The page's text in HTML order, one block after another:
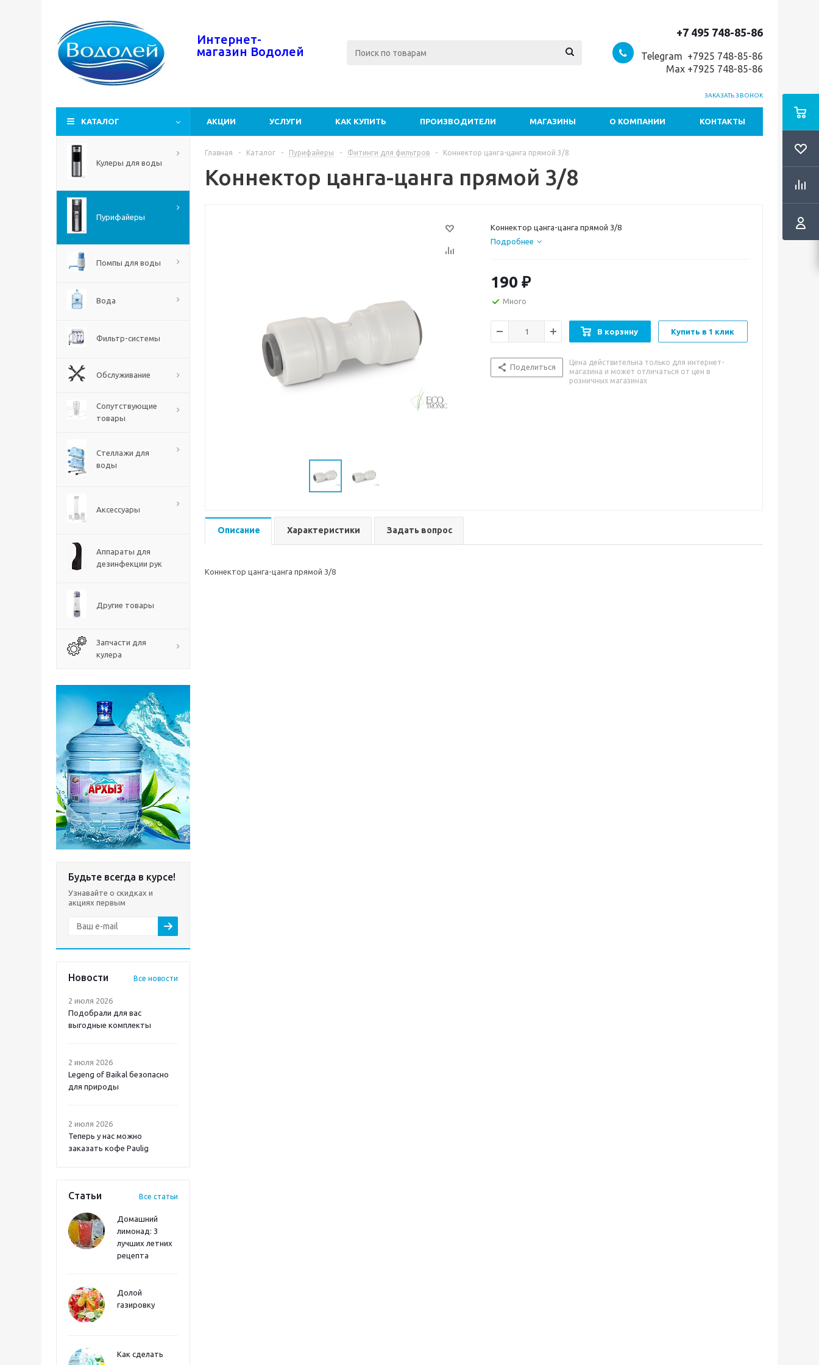
Интернет-
магазин Водолей
+7 495 748-85-86
Telegram +7925 748-85-86
Max +7925 748-85-86
ЗАКАЗАТЬ ЗВОНОК
КАТАЛОГ АКЦИИ УСЛУГИ КАК КУПИТЬ ПРОИЗВОДИТЕЛИ МАГАЗИНЫ О КОМПАНИИ КОНТАКТЫ
Кулеры для воды
Пурифайеры
Помпы для воды
Вода
Фильтр-системы
Обслуживание
Сопутствующие
товары
Стеллажи для
воды
Аксессуары
Аппараты для
дезинфекции рук
Другие товары
Запчасти для
кулера
Будьте всегда в курсе!
Узнавайте о скидках и
акциях первым
Новости Все новости
2 июля 2026
Подобрали для вас
выгодные комплекты
2 июля 2026
Legeng of Baikal безопасно
для природы
2 июля 2026
Теперь у нас можно
заказать кофе Paulig
Статьи Все статьи
Домашний
лимонад: 3
лучших летних
рецепта
Долой
газировку
Как сделать
Главная - Каталог - Пурифайеры - Фитинги для фильтров - Коннектор цанга-цанга прямой 3/8
Коннектор цанга-цанга прямой 3/8
Коннектор цанга-цанга прямой 3/8
Подробнее
190 ₽
Много
В корзину Купить в 1 клик
Поделиться
Цена действительна только для интернет-
магазина и может отличаться от цен в
розничных магазинах
Описание Характеристики Задать вопрос
Коннектор цанга-цанга прямой 3/8